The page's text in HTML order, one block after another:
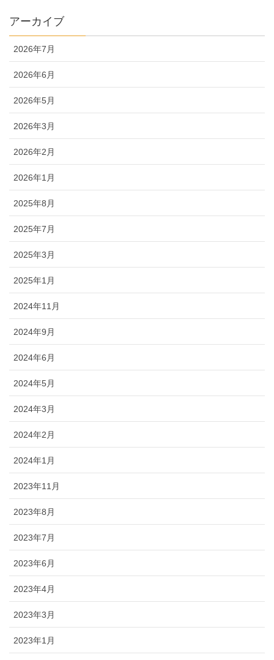
アーカイブ
2026年7月
2026年6月
2026年5月
2026年3月
2026年2月
2026年1月
2025年8月
2025年7月
2025年3月
2025年1月
2024年11月
2024年9月
2024年6月
2024年5月
2024年3月
2024年2月
2024年1月
2023年11月
2023年8月
2023年7月
2023年6月
2023年4月
2023年3月
2023年1月